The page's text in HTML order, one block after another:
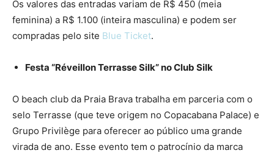
Os valores das entradas variam de R$ 450 (meia
feminina) a R$ 1.100 (inteira masculina) e podem ser
compradas pelo site Blue Ticket.
Festa “Réveillon Terrasse Silk” no Club Silk
O beach club da Praia Brava trabalha em parceria com o
selo Terrasse (que teve origem no Copacabana Palace) e
Grupo Privilège para oferecer ao público uma grande
virada de ano. Esse evento tem o patrocínio da marca